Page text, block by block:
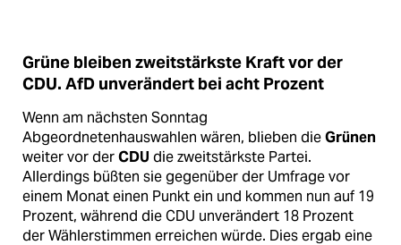
Grüne bleiben zweitstärkste Kraft vor der
CDU. AfD unverändert bei acht Prozent
Wenn am nächsten Sonntag
Abgeordnetenhauswahlen wären, blieben dieGrünen
weiter vor derCDU die zweitstärkste Partei.
Allerdings büßten sie gegenüber der Umfrage vor
einem Monat einen Punkt ein und kommen nun auf 19
Prozent, während die CDU unverändert 18 Prozent
der Wählerstimmen erreichen würde. Dies ergab eine